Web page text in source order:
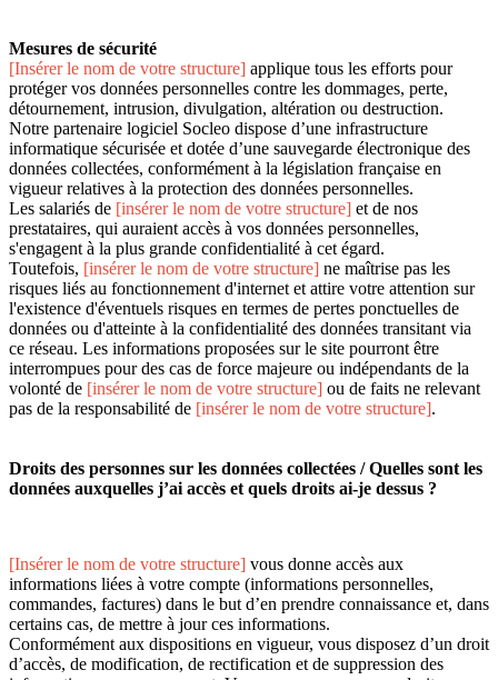
Mesures de sécurité
[Insérer le nom de votre structure] applique tous les efforts pour
protéger vos données personnelles contre les dommages, perte,
détournement, intrusion, divulgation, altération ou destruction.
Notre partenaire logiciel Socleo dispose d’une infrastructure
informatique sécurisée et dotée d’une sauvegarde électronique des
données collectées, conformément à la législation française en
vigueur relatives à la protection des données personnelles.
Les salariés de [insérer le nom de votre structure] et de nos
prestataires, qui auraient accès à vos données personnelles,
s'engagent à la plus grande confidentialité à cet égard.
Toutefois, [insérer le nom de votre structure] ne maîtrise pas les
risques liés au fonctionnement d'internet et attire votre attention sur
l'existence d'éventuels risques en termes de pertes ponctuelles de
données ou d'atteinte à la confidentialité des données transitant via
ce réseau. Les informations proposées sur le site pourront être
interrompues pour des cas de force majeure ou indépendants de la
volonté de [insérer le nom de votre structure] ou de faits ne relevant
pas de la responsabilité de [insérer le nom de votre structure].
Droits des personnes sur les données collectées / Quelles sont les
données auxquelles j’ai accès et quels droits ai-je dessus ?
[Insérer le nom de votre structure] vous donne accès aux
informations liées à votre compte (informations personnelles,
commandes, factures) dans le but d’en prendre connaissance et, dans
certains cas, de mettre à jour ces informations.
Conformément aux dispositions en vigueur, vous disposez d’un droit
d’accès, de modification, de rectification et de suppression des